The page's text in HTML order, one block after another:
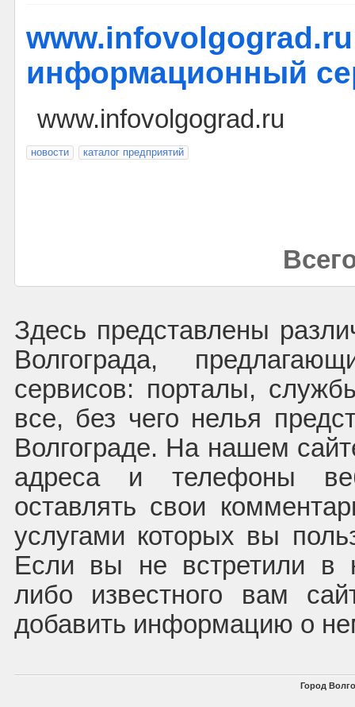
информационный
www.infovolgograd.ru
новости каталог предприятий
Здесь представлены
Волгограда,
сервисов: порталы,
все, без чего нелья
Волгограде. На нашем
адреса и телефоны
оставлять свои
услугами которых вы
Если вы не встретили в
либо известного вам
добавить информацию о
Город